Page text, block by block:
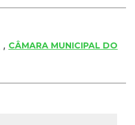
, CÂMARA MUNICIPAL DO